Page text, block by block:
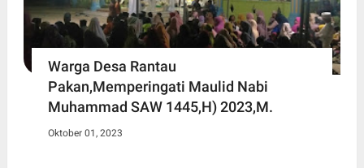
Warga Desa Rantau
Pakan,Memperingati Maulid Nabi
Muhammad SAW 1445,H) 2023,M.
Oktober 01, 2023